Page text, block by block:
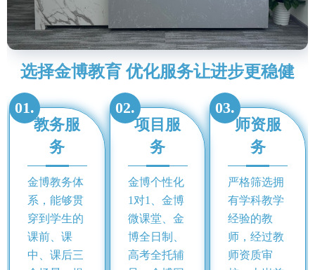
选择金博教育 优化服务让进步更稳健
01.
教务服
务
金博教务体
系，能够贯
穿到学生的
课前、课
中、课后三
02.
项目服
务
金博个性化
1对1、金博
微课堂、金
博全日制、
高考全托辅
03.
师资服
务
严格筛选拥
有学科教学
经验的教
师，经过教
师资质审